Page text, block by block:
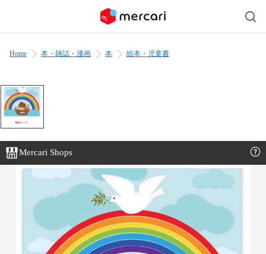
Home 本・雑誌・漫画 本 絵本・児童書
Mercari Shops